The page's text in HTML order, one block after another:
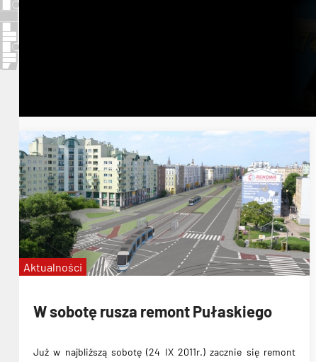
W sobotę rusza remont Pułaskiego
Już w najbliższą sobotę (24 IX 2011r.) zacznie się remont
Aktualności